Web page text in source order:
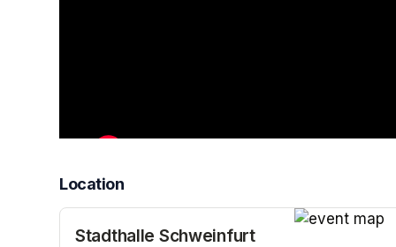
Location
Stadthalle Schweinfurt